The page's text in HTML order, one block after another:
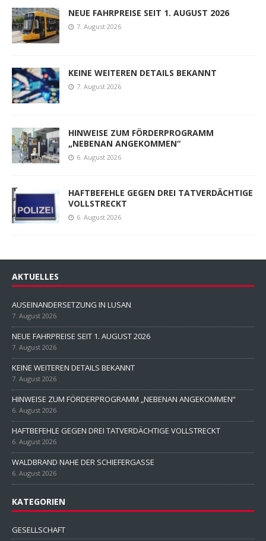
NEUE FAHRPREISE SEIT 1. AUGUST 2026
7. August 2026
KEINE WEITEREN DETAILS BEKANNT
7. August 2026
HINWEISE ZUM FÖRDERPROGRAMM
„NEBENAN ANGEKOMMEN“
6. August 2026
HAFTBEFEHLE GEGEN DREI TATVERDÄCHTIGE
VOLLSTRECKT
6. August 2026
AKTUELLES
AUSEINANDERSETZUNG IN LUSAN
7. August 2026
NEUE FAHRPREISE SEIT 1. AUGUST 2026
7. August 2026
KEINE WEITEREN DETAILS BEKANNT
7. August 2026
HINWEISE ZUM FÖRDERPROGRAMM „NEBENAN ANGEKOMMEN“
6. August 2026
HAFTBEFEHLE GEGEN DREI TATVERDÄCHTIGE VOLLSTRECKT
6. August 2026
WALDBRAND NAHE DER SCHIEFERGASSE
6. August 2026
KATEGORIEN
GESELLSCHAFT